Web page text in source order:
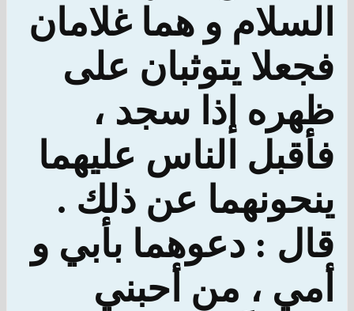
السلام و هما غلامان
فجعلا يتوثبان على
ظهره إذا سجد ،
فأقبل الناس عليهما
ينحونهما عن ذلك .
قال : دعوهما بأبي و
أمي ، من أحبني